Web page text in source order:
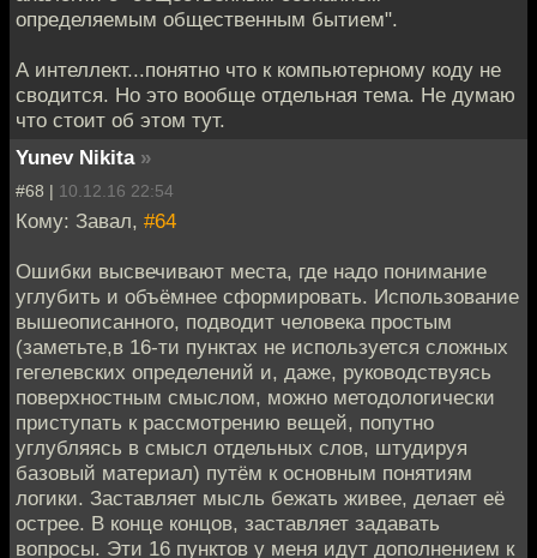
определяемым общественным бытием".
А интеллект...понятно что к компьютерному коду не
сводится. Но это вообще отдельная тема. Не думаю
что стоит об этом тут.
Yunev Nikita »
#68 | 10.12.16 22:54
Кому: Завал, #64
Ошибки высвечивают места, где надо понимание
углубить и объёмнее сформировать. Использование
вышеописанного, подводит человека простым
(заметьте,в 16-ти пунктах не используется сложных
гегелевских определений и, даже, руководствуясь
поверхностным смыслом, можно методологически
приступать к рассмотрению вещей, попутно
углубляясь в смысл отдельных слов, штудируя
базовый материал) путём к основным понятиям
логики. Заставляет мысль бежать живее, делает её
острее. В конце концов, заставляет задавать
вопросы. Эти 16 пунктов у меня идут дополнением к